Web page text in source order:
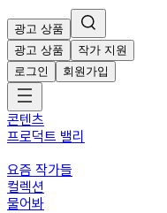
광고 상품
광고 상품
작가 지원
로그인
회원가입
콘텐츠
프로덕트 밸리
요즘 작가들
컬렉션
물어봐